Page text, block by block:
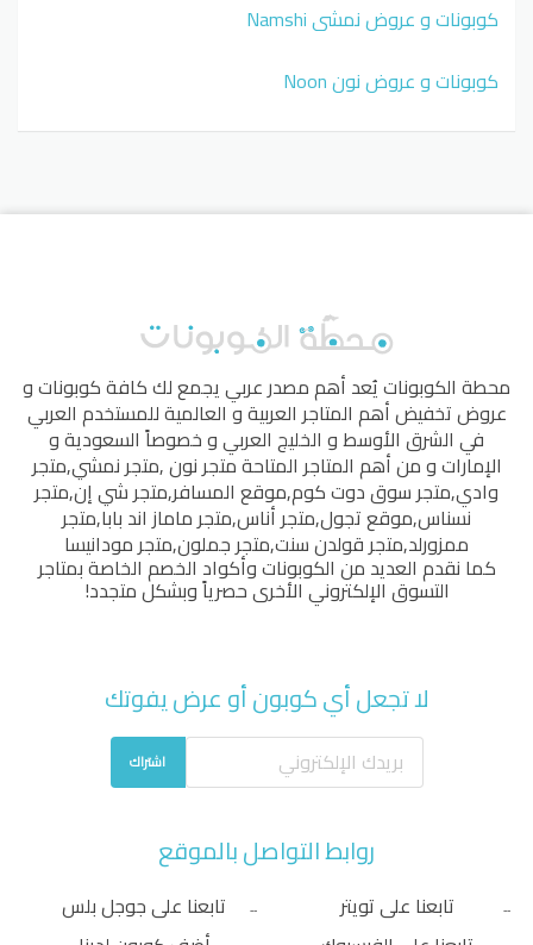
كوبونات و عروض نمشي Namshi
كوبونات و عروض نون Noon
محطة الكوبوناتيُعد أهم مصدر عربي يجمع لك كافة كوبونات و
عروض تخفيض أهم المتاجر العربية و العالمية للمستخدم العربي
في الشرق الأوسط و الخليج العربي و خصوصاً السعودية و
الإمارات و من أهم المتاجر المتاحةمتجر نون,متجر نمشي,متجر
وادي,متجر سوق دوت كوم,موقع المسافر,متجر شي إن,متجر
نسناس,موقع تجول,متجر أناس,متجر ماماز اند بابا,متجر
ممزورلد,متجر قولدن سنت,متجر جملون,متجر مودانيسا
كما نقدم العديد من الكوبونات وأكواد الخصم الخاصة بمتاجر
التسوق الإلكتروني الأخرى حصرياً وبشكل متجدد!
لا تجعل أي كوبون أو عرض يفوتك
اشتراك
روابط التواصل بالموقع
تابعنا على تويتر
تابعنا على جوجل بلس